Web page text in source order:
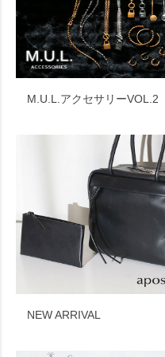
M.U.L.アクセサリーVOL.2
NEW ARRIVAL